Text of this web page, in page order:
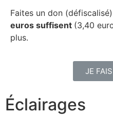
Faites un don
euros suffisent (3,40
plus.
JE
Éclairages